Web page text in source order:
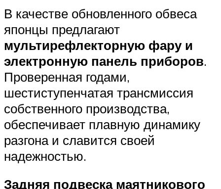
В качестве обновленного обвеса
японцы предлагают
мультирефлекторную фару и
электронную панель приборов.
Проверенная годами,
шестиступенчатая трансмиссия
собственного производства,
обеспечивает плавную динамику
разгона и славится своей
надежностью.
Задняя подвеска маятникового